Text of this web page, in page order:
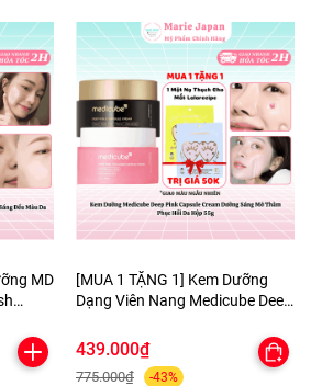
MD
[MUA 1 TẶNG 1] Kem Dưỡng
Dạng Viên Nang Medicube Deep
Sáng Mờ Thâm Phục Hồi Da
Hộp 55g - TẶNG MẶT NẠ MẮT
439.000₫
775.000₫ -43%